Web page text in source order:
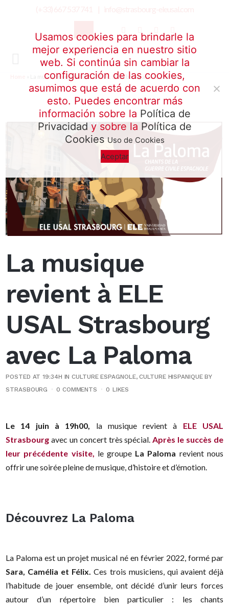
La musique revient à ELE USAL Strasbourg avec La Paloma
La musique
revient à ELE
USAL Strasbourg
avec La Paloma
POSTED AT 19:34H INCULTURE ESPAGNOLE,CULTURE HISPANIQUE BY
STRASBOURG
0 COMMENTS 0 LIKES
Le 14 juin à 19h00, la musique revient à ELE USAL
Strasbourg avec un concert très spécial. Après le succès de
leur précédente visite, le groupe La Paloma revient nous
offrir une soirée pleine de musique, d’histoire et d’émotion.
Découvrez La Paloma
La Paloma est un projet musical né en février 2022, formé par
Sara, Camélia et Félix. Ces trois musiciens, qui avaient déjà
l’habitude de jouer ensemble, ont décidé d’unir leurs forces
autour d’un répertoire bien particulier : les chants
Usamos cookies para brindarle la
mejor experiencia en nuestro sitio
web. Si continúa sin cambiar la
configuración de las cookies,
asumimos que está de acuerdo con
esto. Puedes encontrar más
información sobre la Política de
Privacidad y sobre la Política de
Cookies Uso de Cookies
Aceptar